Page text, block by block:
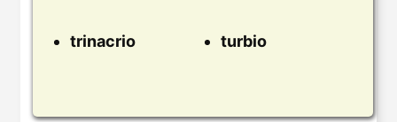
trinacrio turbio